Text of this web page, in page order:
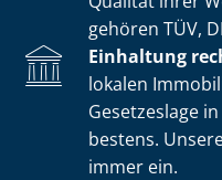
gehören TÜV,
Einhaltung
lokalen
Gesetzeslage
bestens.
immer ein.